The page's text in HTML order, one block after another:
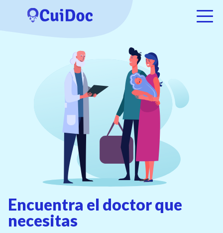
Encuentra el doctor que
necesitas